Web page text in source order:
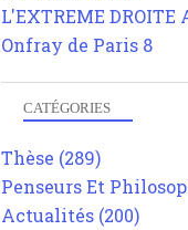
L'EXTREME DROITE
Onfray de Paris 8
CATÉGORIES
Thèse (289)
Penseurs Et
Actualités (200)